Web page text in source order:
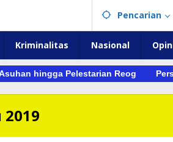
Pencarian
Kriminalitas Nasional
hingga Pelestarian Reog Persik